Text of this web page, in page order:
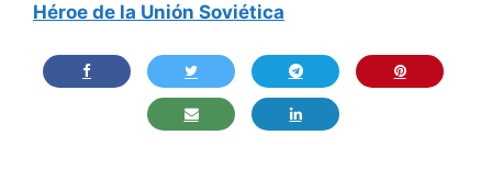
Héroe de la Unión Soviética